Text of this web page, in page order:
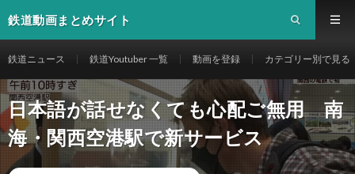
鉄道動画まとめサイト
鉄道ニュース 鉄道Youtuber 一覧 動画を登録 カテゴリー別で見る
日本語が話せなくても心配ご無用 南
海・関西空港駅で新サービス